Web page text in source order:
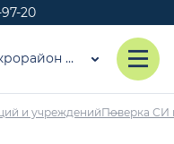
20
Орешкова
и учрежденийПоверка СИ